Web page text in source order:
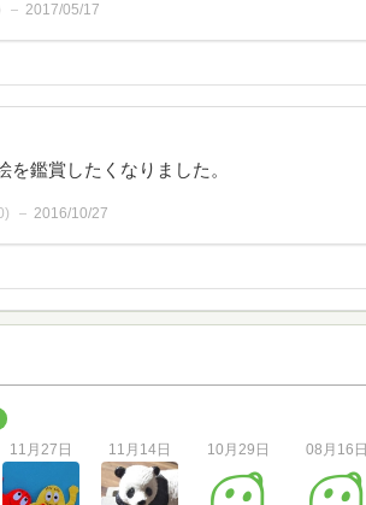
2017/05/17
を鑑賞したくなりました。
) 2016/10/27
11月27日 11月14日 10月29日 08月16日